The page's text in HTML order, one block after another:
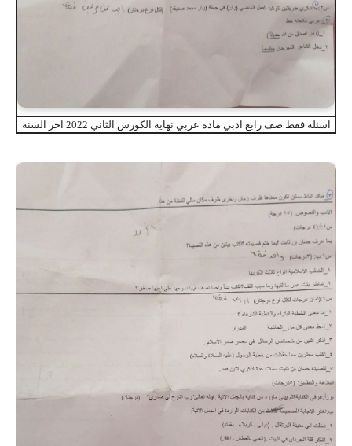
اسئلة فقط صف رابع ادبي مادة عربي نهاية الكورس الثاني 2022 اخر السنة